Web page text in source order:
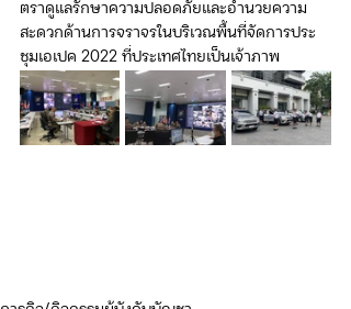
ตราดูแลรักษาความปลอดภัยและอำนวยความ
สะดวกด้านการจราจรในบริเวณพื้นที่จัดการประ
ชุมเอเปค 2022 ที่ประเทศไทยเป็นเจ้าภาพ